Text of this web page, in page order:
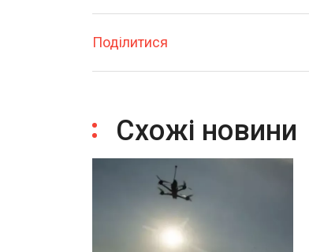
Поділитися
Схожі новини